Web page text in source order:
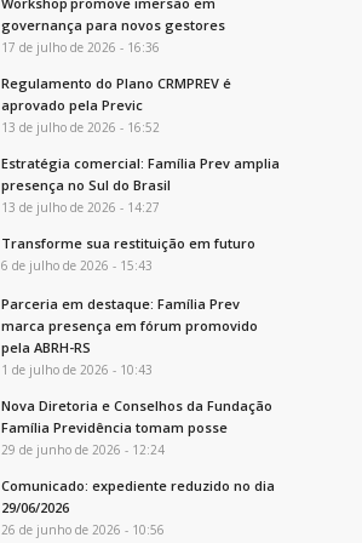
governança para novos gestores
17 de julho de 2026 - 16:36
Regulamento do Plano CRMPREV é
aprovado pela Previc
13 de julho de 2026 - 16:52
Estratégia comercial: Família Prev amplia
presença no Sul do Brasil
13 de julho de 2026 - 14:27
Transforme sua restituição em futuro
6 de julho de 2026 - 15:43
Parceria em destaque: Família Prev
marca presença em fórum promovido
pela ABRH-RS
1 de julho de 2026 - 10:43
Nova Diretoria e Conselhos da Fundação
Família Previdência tomam posse
29 de junho de 2026 - 12:24
Comunicado: expediente reduzido no dia
29/06/2026
26 de junho de 2026 - 10:56